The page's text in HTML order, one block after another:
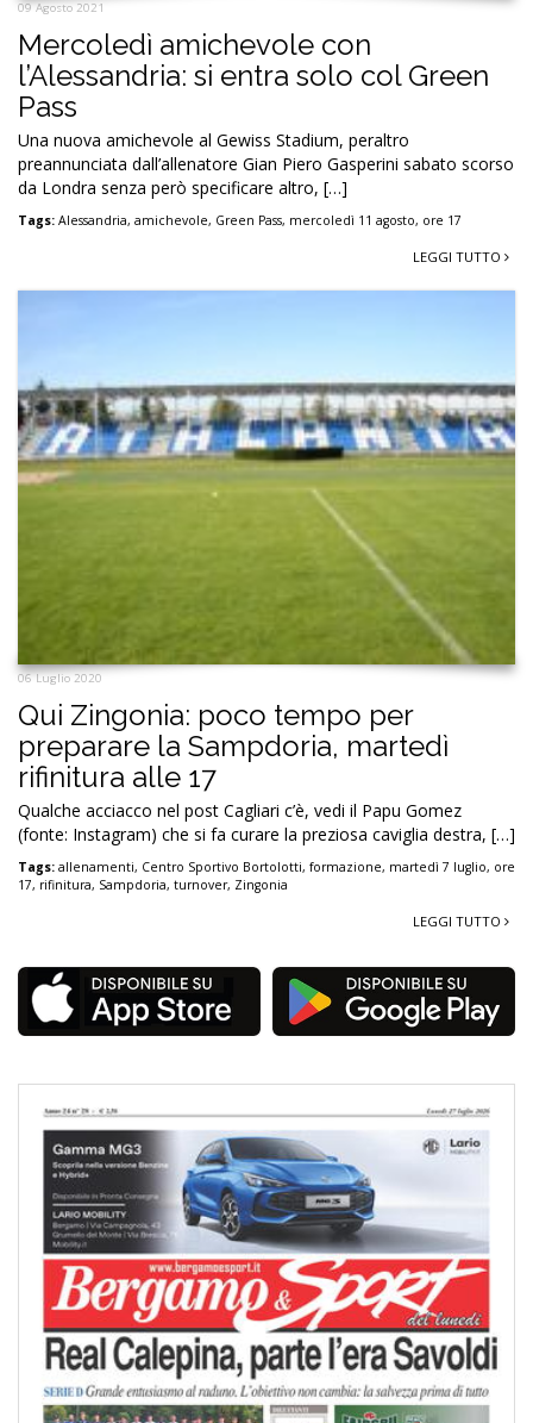
09 Agosto 2021
Mercoledì amichevole con
l’Alessandria: si entra solo col Green
Pass
Una nuova amichevole al Gewiss Stadium, peraltro
preannunciata dall’allenatore Gian Piero Gasperini sabato scorso
da Londra senza però specificare altro, […]
Tags: Alessandria, amichevole, Green Pass, mercoledì 11 agosto, ore 17
LEGGI TUTTO
06 Luglio 2020
Qui Zingonia: poco tempo per
preparare la Sampdoria, martedì
rifinitura alle 17
Qualche acciacco nel post Cagliari c’è, vedi il Papu Gomez
(fonte: Instagram) che si fa curare la preziosa caviglia destra, […]
Tags: allenamenti, Centro Sportivo Bortolotti, formazione, martedì 7 luglio, ore
17, rifinitura, Sampdoria, turnover, Zingonia
LEGGI TUTTO